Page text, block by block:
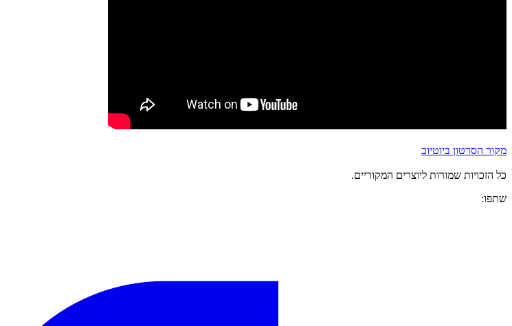
מקור הסרטון ביוטיוב
כל הזכויות שמורות ליוצרים המקוריים.
שתפו: